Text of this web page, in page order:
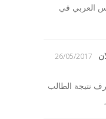
العربي في
26/05/2017
نتيجة الطالب